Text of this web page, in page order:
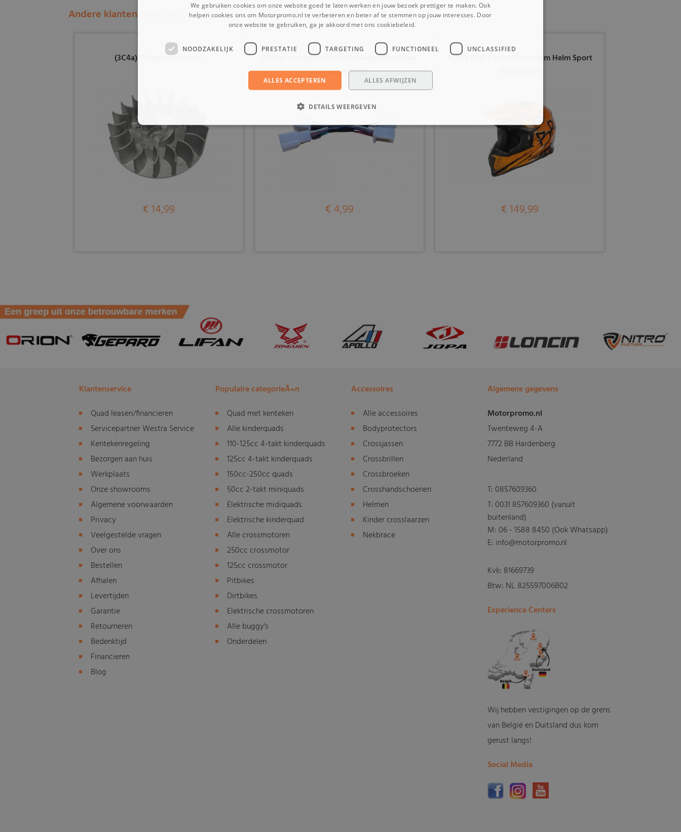
Andere klanten bekeken ook:
(3C4a) Vliegwiel model C
€ 14,99
(15E2a) verloopstekker non waterproof naar
non waterproof
€ 4,99
KIMO BRO Kinder Crosshelm Helm Sport
€ 149,99
Klantenservice
Quad leasen/financieren
Servicepartner Westra Service
Kentekenregeling
Bezorgen aan huis
Werkplaats
Onze showrooms
Algemene voorwaarden
Privacy
Veelgestelde vragen
Over ons
Bestellen
Afhalen
Levertijden
Garantie
Retourneren
Bedenktijd
Financieren
Blog
Populaire categorieÃ«n
Quad met kenteken
Alle kinderquads
110-125cc 4-takt kinderquads
125cc 4-takt kinderquads
150cc-250cc quads
50cc 2-takt miniquads
Elektrische midiquads
Elektrische kinderquad
Alle crossmotoren
250cc crossmotor
125cc crossmotor
Pitbikes
Dirtbikes
Elektrische crossmotoren
Alle buggy's
Onderdelen
Accessoires
Alle accessoires
Bodyprotectors
Crossjassen
Crossbrillen
Crossbroeken
Crosshandschoenen
Helmen
Kinder crosslaarzen
Nekbrace
Algemene gegevens
Motorpromo.nl
Twenteweg 4-A
7772 BB Hardenberg
Nederland
T:0857609360
T:0031 857609360 (vanuit
buitenland)
M:06 - 1588 8450 (Ook Whatsapp)
E: info@motorpromo.nl
Kvk: 81669739
Btw: NL 825597006B02
Experience Centers
Wij hebben vestigingen op de grens
van België en Duitsland dus kom
gerust langs!
Social Media
We gebruiken cookies om onze website goed te laten werken en jouw bezoek prettiger te maken. Ook
helpen cookies ons om Motorpromo.nl te verbeteren en beter af te stemmen op jouw interesses. Door
onze website te gebruiken, ga je akkoord met ons cookiebeleid.
NOODZAKELIJK PRESTATIE TARGETING FUNCTIONEEL UNCLASSIFIED
ALLES ACCEPTEREN ALLES AFWIJZEN
DETAILS WEERGEVEN